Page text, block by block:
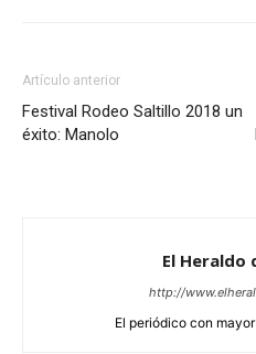
Artículo anterior
Festival Rodeo Saltillo 2018 un
éxito: Manolo
El Heraldo
http://
El periódico con